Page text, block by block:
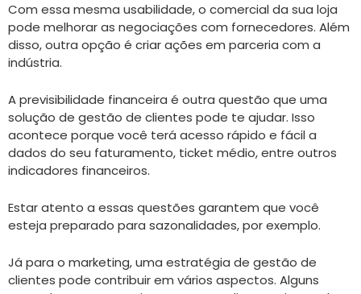
Com essa mesma usabilidade, o comercial da sua loja
pode melhorar as negociações com fornecedores. Além
disso, outra opção é criar ações em parceria com a
indústria.
A previsibilidade financeira é outra questão que uma
solução de gestão de clientes pode te ajudar. Isso
acontece porque você terá acesso rápido e fácil a
dados do seu faturamento, ticket médio, entre outros
indicadores financeiros.
Estar atento a essas questões garantem que você
esteja preparado para sazonalidades, por exemplo.
Já para o marketing, uma estratégia de gestão de
clientes pode contribuir em vários aspectos. Alguns